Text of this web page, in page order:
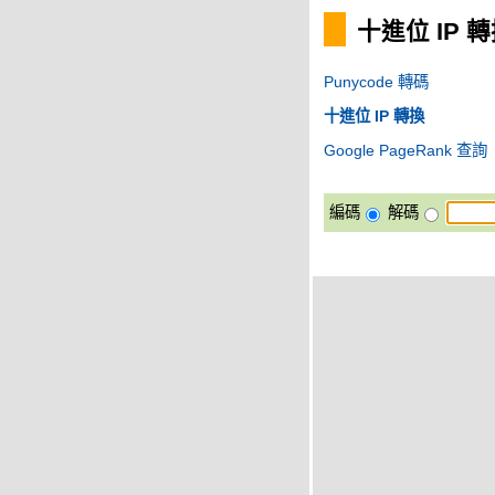
十進位 IP
Punycode 轉碼
十進位 IP 轉換
Google PageRank 查詢
編碼 解碼